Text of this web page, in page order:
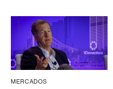
MERCADOS